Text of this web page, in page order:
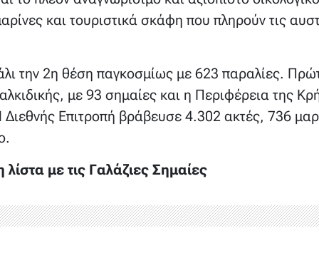
και τουριστικά σκάφη που πληρούν τις
την 2η θέση παγκοσμίως με 623 παραλίες.
με 93 σημαίες και η Περιφέρεια της
Επιτροπή βράβευσε 4.302 ακτές, 736
με τις Γαλάζιες Σημαίες